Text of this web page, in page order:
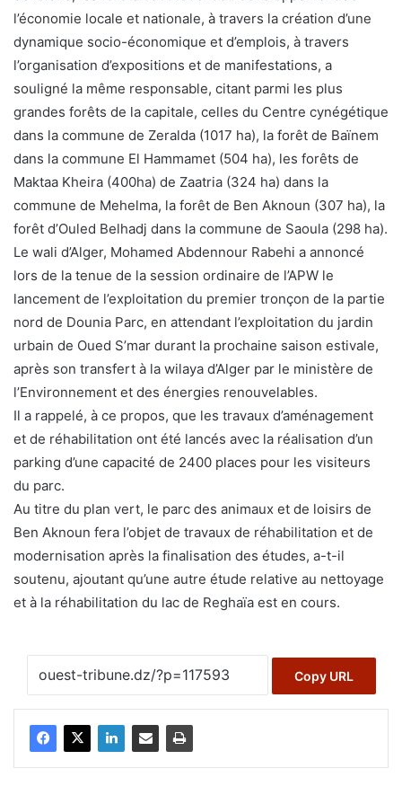
l’économie locale et nationale, à travers la création d’une
dynamique socio-économique et d’emplois, à travers
l’organisation d’expositions et de manifestations, a
souligné la même responsable, citant parmi les plus
grandes forêts de la capitale, celles du Centre cynégétique
dans la commune de Zeralda (1017 ha), la forêt de Baïnem
dans la commune El Hammamet (504 ha), les forêts de
Maktaa Kheira (400ha) de Zaatria (324 ha) dans la
commune de Mehelma, la forêt de Ben Aknoun (307 ha), la
forêt d’Ouled Belhadj dans la commune de Saoula (298 ha).
Le wali d’Alger, Mohamed Abdennour Rabehi a annoncé
lors de la tenue de la session ordinaire de l’APW le
lancement de l’exploitation du premier tronçon de la partie
nord de Dounia Parc, en attendant l’exploitation du jardin
urbain de Oued S’mar durant la prochaine saison estivale,
après son transfert à la wilaya d’Alger par le ministère de
l’Environnement et des énergies renouvelables.
Il a rappelé, à ce propos, que les travaux d’aménagement
et de réhabilitation ont été lancés avec la réalisation d’un
parking d’une capacité de 2400 places pour les visiteurs
du parc.
Au titre du plan vert, le parc des animaux et de loisirs de
Ben Aknoun fera l’objet de travaux de réhabilitation et de
modernisation après la finalisation des études, a-t-il
soutenu, ajoutant qu’une autre étude relative au nettoyage
et à la réhabilitation du lac de Reghaïa est en cours.
Copy URL